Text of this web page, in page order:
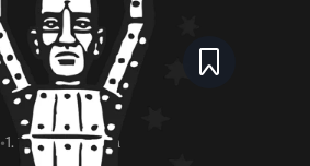
•1. 1. 2000•1minuta